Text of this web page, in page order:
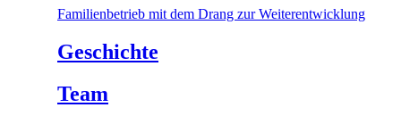
Familienbetrieb mit dem Drang zur Weiterentwicklung
Geschichte
Team